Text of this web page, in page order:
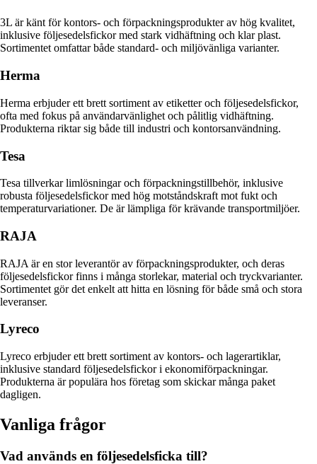
3L är känt för kontors- och förpackningsprodukter av hög kvalitet,
inklusive följesedelsfickor med stark vidhäftning och klar plast.
Sortimentet omfattar både standard- och miljövänliga varianter.
Herma
Herma erbjuder ett brett sortiment av etiketter och följesedelsfickor,
ofta med fokus på användarvänlighet och pålitlig vidhäftning.
Produkterna riktar sig både till industri och kontorsanvändning.
Tesa
Tesa tillverkar limlösningar och förpackningstillbehör, inklusive
robusta följesedelsfickor med hög motståndskraft mot fukt och
temperaturvariationer. De är lämpliga för krävande transportmiljöer.
RAJA
RAJA är en stor leverantör av förpackningsprodukter, och deras
följesedelsfickor finns i många storlekar, material och tryckvarianter.
Sortimentet gör det enkelt att hitta en lösning för både små och stora
leveranser.
Lyreco
Lyreco erbjuder ett brett sortiment av kontors- och lagerartiklar,
inklusive standard följesedelsfickor i ekonomiförpackningar.
Produkterna är populära hos företag som skickar många paket
dagligen.
Vanliga frågor
Vad används en följesedelsficka till?